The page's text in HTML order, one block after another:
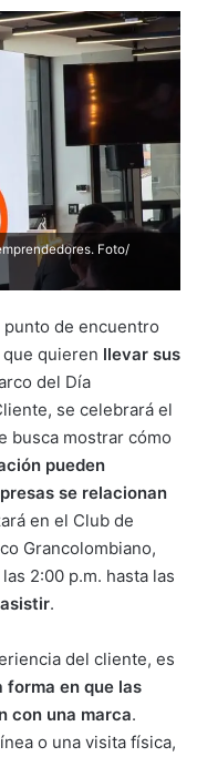
Foto/
punto de encuentro
quieren llevar sus
del Día
se celebrará el
busca mostrar cómo
pueden
se relacionan
en el Club de
Grancolombiano,
2:00 p.m. hasta las
.
del cliente, es
forma en que las
con una marca.
o una visita física,